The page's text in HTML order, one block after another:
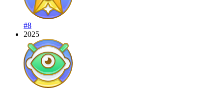
#8
2025